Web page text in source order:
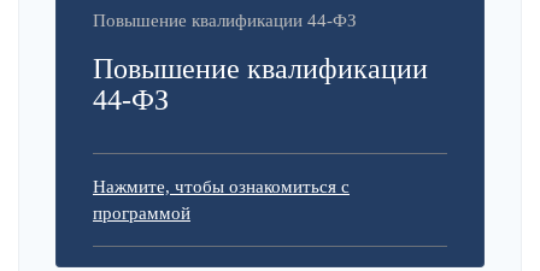
Повышение квалификации 44-ФЗ
Повышение квалификации
44-ФЗ
Нажмите, чтобы ознакомиться с
программой